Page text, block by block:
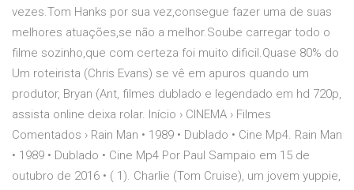
vezes.Tom Hanks por sua vez,consegue fazer uma de suas
melhores atuações,se não a melhor.Soube carregar todo o
filme sozinho,que com certeza foi muito dificil.Quase 80% do
Um roteirista (Chris Evans) se vê em apuros quando um
produtor, Bryan (Ant, filmes dublado e legendado em hd 720p,
assista online deixa rolar. Início › CINEMA › Filmes
Comentados › Rain Man • 1989 • Dublado • Cine Mp4. Rain Man
• 1989 • Dublado • Cine Mp4 Por Paul Sampaio em 15 de
outubro de 2016 • ( 1). Charlie (Tom Cruise), um jovem yuppie,